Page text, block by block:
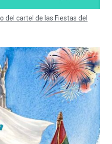
del cartel de las Fiestas del